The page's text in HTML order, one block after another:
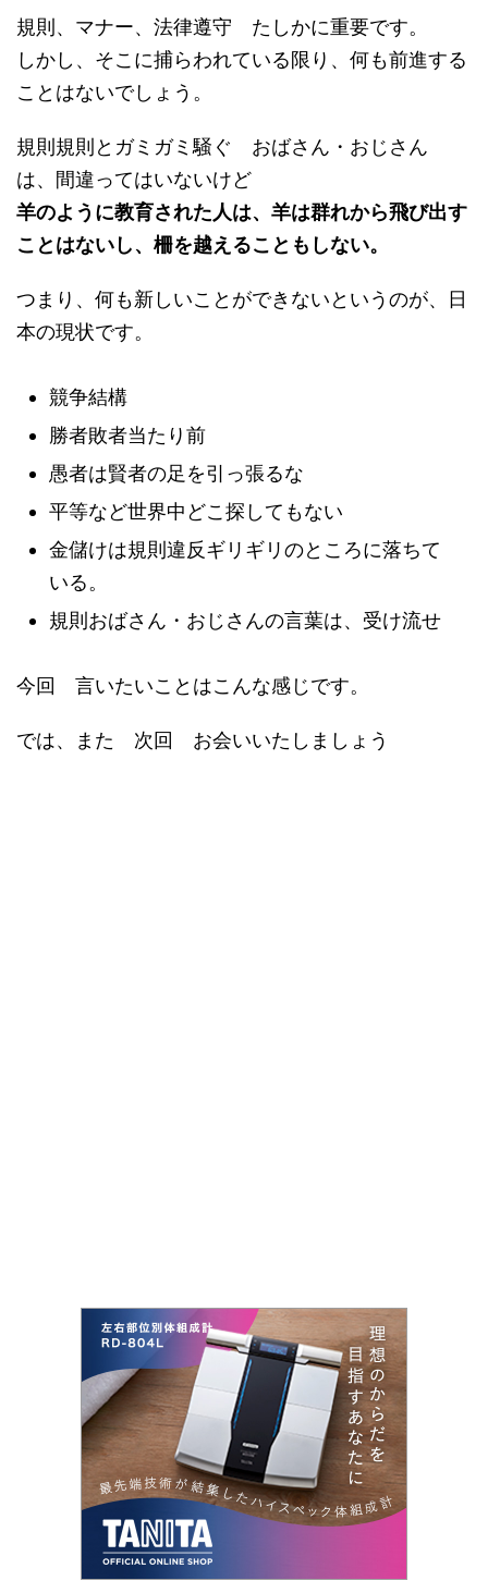
規則、マナー、法律遵守 たしかに重要です。
しかし、そこに捕らわれている限り、何も前進する
ことはないでしょう。
規則規則とガミガミ騒ぐ おばさん・おじさん
は、間違ってはいないけど
羊のように教育された人は、羊は群れから飛び出す
ことはないし、柵を越えることもしない。
つまり、何も新しいことができないというのが、日
本の現状です。
競争結構
勝者敗者当たり前
愚者は賢者の足を引っ張るな
平等など世界中どこ探してもない
金儲けは規則違反ギリギリのところに落ちて
いる。
規則おばさん・おじさんの言葉は、受け流せ
今回 言いたいことはこんな感じです。
では、また 次回 お会いいたしましょう